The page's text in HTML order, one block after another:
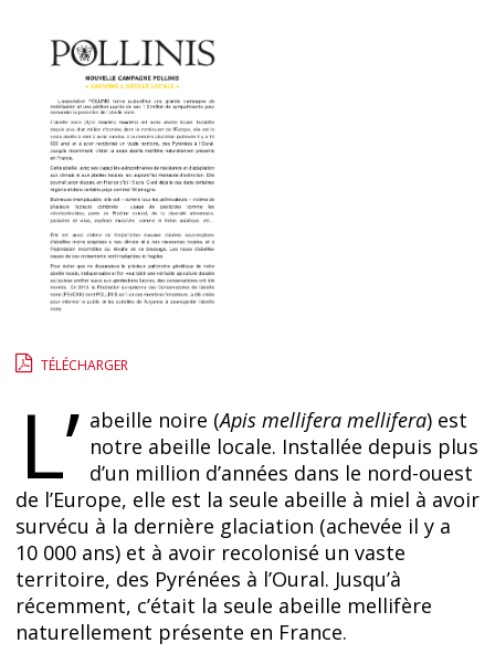
TÉLÉCHARGER
L’ abeille noire (Apis mellifera mellifera) est
notre abeille locale. Installée depuis plus
d’un million d’années dans le nord-ouest
de l’Europe, elle est la seule abeille à miel à avoir
survécu à la dernière glaciation (achevée il y a
10 000 ans) et à avoir recolonisé un vaste
territoire, des Pyrénées à l’Oural. Jusqu’à
récemment, c’était la seule abeille mellifère
naturellement présente en France.